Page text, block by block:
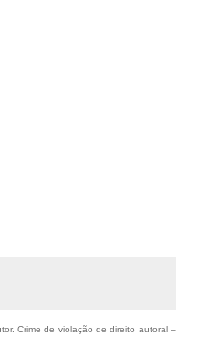
Crime de violação de direito autoral –